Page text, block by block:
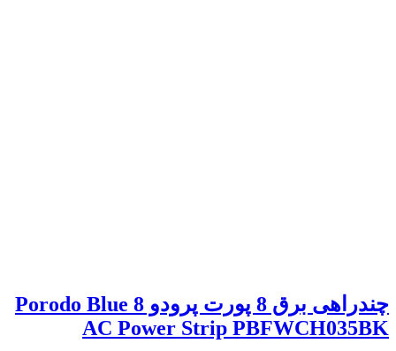
چندراهی برق 8 پورت پرودو Porodo Blue 8
AC Power Strip PBFWCH035BK